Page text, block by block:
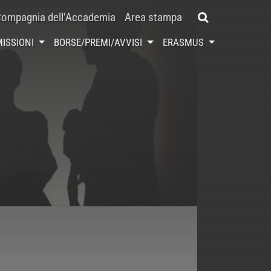
dell’Accademia Area stampa
BORSE/PREMI/AVVISI ERASMUS